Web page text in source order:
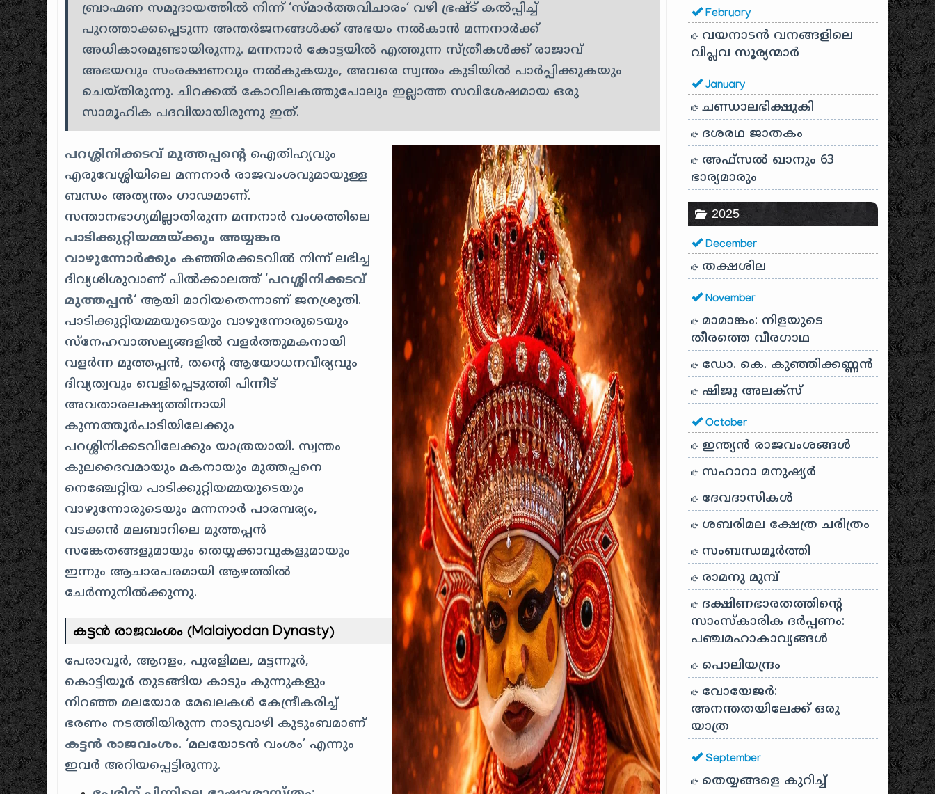
ബ്രാഹ്മണ സമുദായത്തിൽ നിന്ന് ‘സ്മാർത്തവിചാരം‘ വഴി ഭ്രഷ്ട് കൽപ്പിച്ച്
പുറത്താക്കപ്പെടുന്ന അന്തർജനങ്ങൾക്ക് അഭയം നൽകാൻ മന്നനാർക്ക്
അധികാരമുണ്ടായിരുന്നു. മന്നനാർ കോട്ടയിൽ എത്തുന്ന സ്ത്രീകൾക്ക് രാജാവ്
അഭയവും സംരക്ഷണവും നൽകുകയും, അവരെ സ്വന്തം കുടിയിൽ പാർപ്പിക്കുകയും
ചെയ്തിരുന്നു. ചിറക്കൽ കോവിലകത്തുപോലും ഇല്ലാത്ത സവിശേഷമായ ഒരു
സാമൂഹിക പദവിയായിരുന്നു ഇത്.
പറശ്ശിനിക്കടവ് മുത്തപ്പന്റെ ഐതിഹ്യവും
എരുവേശ്ശിയിലെ മന്നനാർ രാജവംശവുമായുള്ള
ബന്ധം അത്യന്തം ഗാഢമാണ്.
സന്താനഭാഗ്യമില്ലാതിരുന്ന മന്നനാർ വംശത്തിലെ
പാടിക്കുറ്റിയമ്മയ്ക്കും അയ്യങ്കര
വാഴുന്നോർക്കും കഞ്ഞിരക്കടവിൽ നിന്ന് ലഭിച്ച
ദിവ്യശിശുവാണ് പിൽക്കാലത്ത് ‘പറശ്ശിനിക്കടവ്
മുത്തപ്പൻ‘ ആയി മാറിയതെന്നാണ് ജനശ്രുതി.
പാടിക്കുറ്റിയമ്മയുടെയും വാഴുന്നോരുടെയും
സ്നേഹവാത്സല്യങ്ങളിൽ വളർത്തുമകനായി
വളർന്ന മുത്തപ്പൻ, തന്റെ ആയോധനവീര്യവും
ദിവ്യത്വവും വെളിപ്പെടുത്തി പിന്നീട്
അവതാരലക്ഷ്യത്തിനായി
കുന്നത്തൂർപാടിയിലേക്കും
പറശ്ശിനിക്കടവിലേക്കും യാത്രയായി. സ്വന്തം
കുലദൈവമായും മകനായും മുത്തപ്പനെ
നെഞ്ചേറ്റിയ പാടിക്കുറ്റിയമ്മയുടെയും
വാഴുന്നോരുടെയും മന്നനാർ പാരമ്പര്യം,
വടക്കൻ മലബാറിലെ മുത്തപ്പൻ
സങ്കേതങ്ങളുമായും തെയ്യക്കാവുകളുമായും
ഇന്നും ആചാരപരമായി ആഴത്തിൽ
ചേർന്നുനിൽക്കുന്നു.
കട്ടൻ രാജവംശം (Malaiyodan Dynasty)
പേരാവൂർ, ആറളം, പുരളിമല, മട്ടന്നൂർ,
കൊട്ടിയൂർ തുടങ്ങിയ കാടും കുന്നുകളും
നിറഞ്ഞ മലയോര മേഖലകൾ കേന്ദ്രീകരിച്ച്
ഭരണം നടത്തിയിരുന്ന നാടുവാഴി കുടുംബമാണ്
കട്ടൻ രാജവംശം. ‘മലയോടൻ വംശം’ എന്നും
ഇവർ അറിയപ്പെട്ടിരുന്നു.
February
വയനാടൻ വനങ്ങളിലെ
വിപ്ലവ സൂര്യന്മാർ
January
ചണ്ഡാലഭിക്ഷുകി
ദശരഥ ജാതകം
അഫ്സൽ ഖാനും 63
ഭാര്യമാരും
2025
December
തക്ഷശില
November
മാമാങ്കം: നിളയുടെ
തീരത്തെ വീരഗാഥ
ഡോ. കെ. കുഞ്ഞിക്കണ്ണൻ
ഷിജു അലക്സ്
October
ഇന്ത്യൻ രാജവംശങ്ങൾ
സഹാറാ മനുഷ്യർ
ദേവദാസികൾ
ശബരിമല ക്ഷേത്ര ചരിത്രം
സംബന്ധമൂർത്തി
രാമനു മുമ്പ്
ദക്ഷിണഭാരതത്തിൻ്റെ
സാംസ്കാരിക ദർപ്പണം:
പഞ്ചമഹാകാവ്യങ്ങൾ
പൊലിയന്ദ്രം
വോയേജർ:
അനന്തതയിലേക്ക് ഒരു
യാത്ര
September
തെയ്യങ്ങളെ കുറിച്ച്